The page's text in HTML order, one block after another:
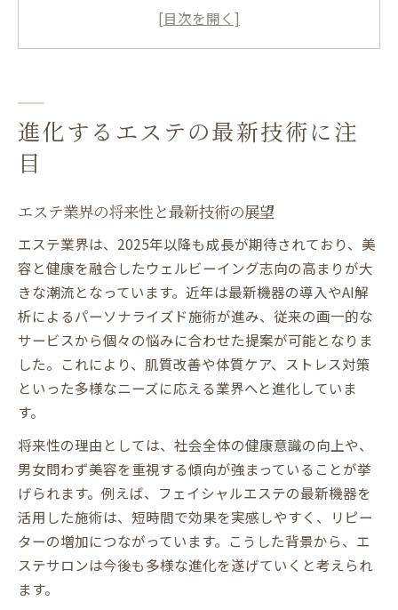
エステ最新情報で注目の業界トレンド解説
エステ業界で注目の最新美容成分とは
力
エステで実感する肌改善の新提案を紹介
肌改善を目指す最新エステ施術の実力
エステ最新技術で根本から肌質改善を目指
す
エステで注目のフェイシャル最新機器効果
肌悩みに対応するエステ施術の進化につい
エステトレンド2025年の肌改善ポイント
ウェルビーイング時代のエステ最新トレンド解
説
エステが支える統合的ウェルビーイング
エステ最新トレンド2025年の注目施術
進化するエステの最新技術に注
目
エステ業界の将来性と最新技術の展望
エステ業界は、2025年以降も成長が期待されており、美
容と健康を融合したウェルビーイング志向の高まりが大
きな潮流となっています。近年は最新機器の導入やAI解
析によるパーソナライズド施術が進み、従来の画一的な
サービスから個々の悩みに合わせた提案が可能となりま
した。これにより、肌質改善や体質ケア、ストレス対策
といった多様なニーズに応える業界へと進化していま
す。
将来性の理由としては、社会全体の健康意識の向上や、
男女問わず美容を重視する傾向が強まっていることが挙
げられます。例えば、フェイシャルエステの最新機器を
活用した施術は、短時間で効果を実感しやすく、リピー
ターの増加につながっています。こうした背景から、エ
ステサロンは今後も多様な進化を遂げていくと考えられ
ます。